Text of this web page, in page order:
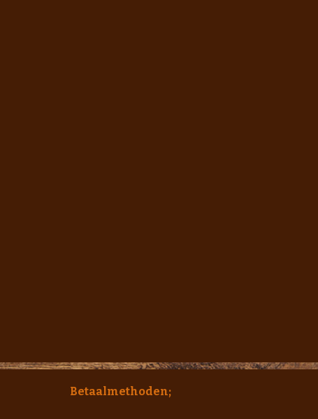
Betaalmethoden;